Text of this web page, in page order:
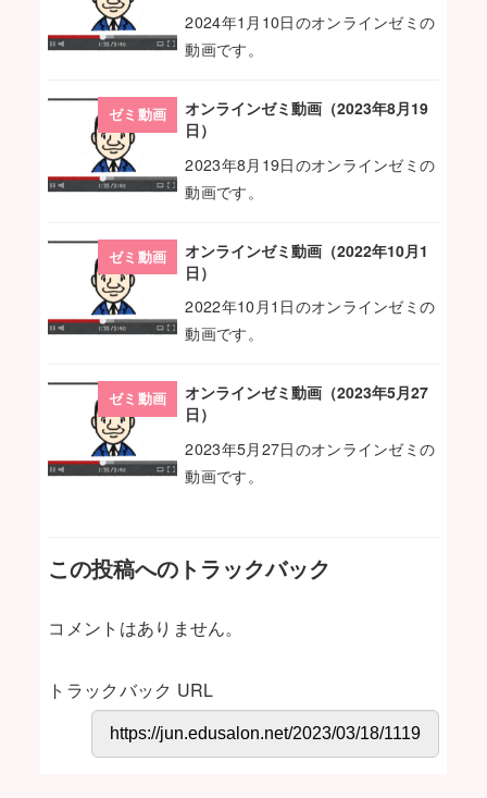
2024年1月10日のオンラインゼミの
動画です。
ゼミ動画
オンラインゼミ動画（2023年8月19
日）
2023年8月19日のオンラインゼミの
動画です。
ゼミ動画
オンラインゼミ動画（2022年10月1
日）
2022年10月1日のオンラインゼミの
動画です。
ゼミ動画
オンラインゼミ動画（2023年5月27
日）
2023年5月27日のオンラインゼミの
動画です。
この投稿へのトラックバック
コメントはありません。
トラックバック URL